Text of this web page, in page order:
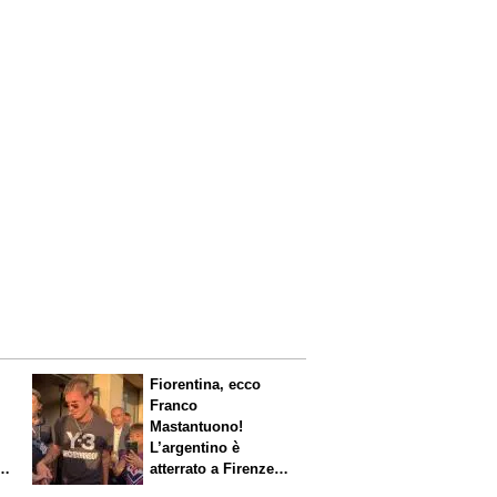
Fiorentina, ecco
Franco
Mastantuono!
L’argentino è
atterrato a Firenze,